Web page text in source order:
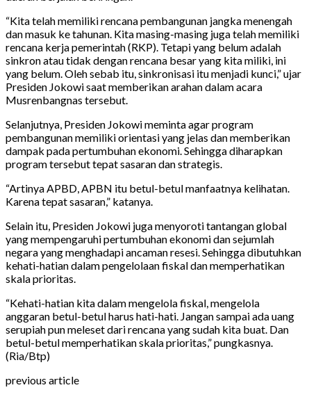
“Kita telah memiliki rencana pembangunan jangka menengah
dan masuk ke tahunan. Kita masing-masing juga telah memiliki
rencana kerja pemerintah (RKP). Tetapi yang belum adalah
sinkron atau tidak dengan rencana besar yang kita miliki, ini
yang belum. Oleh sebab itu, sinkronisasi itu menjadi kunci,” ujar
Presiden Jokowi saat memberikan arahan dalam acara
Musrenbangnas tersebut.
Selanjutnya, Presiden Jokowi meminta agar program
pembangunan memiliki orientasi yang jelas dan memberikan
dampak pada pertumbuhan ekonomi. Sehingga diharapkan
program tersebut tepat sasaran dan strategis.
“Artinya APBD, APBN itu betul-betul manfaatnya kelihatan.
Karena tepat sasaran,” katanya.
Selain itu, Presiden Jokowi juga menyoroti tantangan global
yang mempengaruhi pertumbuhan ekonomi dan sejumlah
negara yang menghadapi ancaman resesi. Sehingga dibutuhkan
kehati-hatian dalam pengelolaan fiskal dan memperhatikan
skala prioritas.
“Kehati-hatian kita dalam mengelola fiskal, mengelola
anggaran betul-betul harus hati-hati. Jangan sampai ada uang
serupiah pun meleset dari rencana yang sudah kita buat. Dan
betul-betul memperhatikan skala prioritas,” pungkasnya.
(Ria/Btp)
previous article